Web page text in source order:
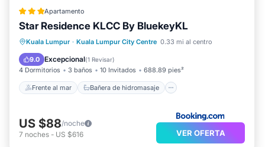
Apartamento
Star Residence KLCC By BluekeyKL
Kuala Lumpur · Kuala Lumpur City Centre 0.33 mi al centro
9.0 Excepcional(1 Revisar)
4 Dormitorios 3 baños 10 Invitados 688.89 pies²
Frente al mar Bañera de hidromasaje
Frente al mar
Bañera de hidromasaje
Aparcamiento
US $88/noche
7 noches - US $616 VER OFERTA